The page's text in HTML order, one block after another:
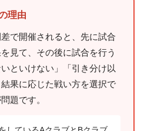
理由
で開催されると、先に試合
見て、その後に試合を行う
といけない」「引き分け以
果に応じた戦い方を選択で
題です。